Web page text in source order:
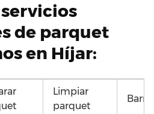
de parquet
en Híjar:
Limpiar
parquet